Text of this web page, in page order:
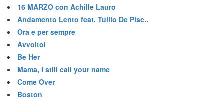
16 MARZO con Achille Lauro
Andamento Lento feat. Tullio De Pisc..
Ora e per sempre
Avvoltoi
Be Her
Mama, I still call your name
Come Over
Boston